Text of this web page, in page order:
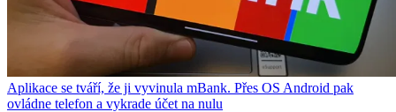
Aplikace se tváří, že ji vyvinula mBank. Přes OS Android pak
ovládne telefon a vykrade účet na nulu